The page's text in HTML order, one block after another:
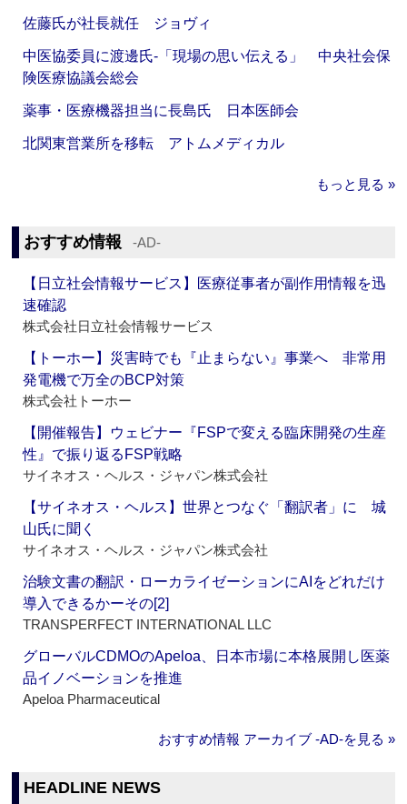
佐藤氏が社長就任 ジョヴィ
中医協委員に渡邊氏‐「現場の思い伝える」 中央社会保
険医療協議会総会
薬事・医療機器担当に長島氏 日本医師会
北関東営業所を移転 アトムメディカル
もっと見る »
おすすめ情報 ‐AD‐
【日立社会情報サービス】医療従事者が副作用情報を迅
速確認
株式会社日立社会情報サービス
【トーホー】災害時でも『止まらない』事業へ 非常用
発電機で万全のBCP対策
株式会社トーホー
【開催報告】ウェビナー『FSPで変える臨床開発の生産
性』で振り返るFSP戦略
サイネオス・ヘルス・ジャパン株式会社
【サイネオス・ヘルス】世界とつなぐ「翻訳者」に 城
山氏に聞く
サイネオス・ヘルス・ジャパン株式会社
治験文書の翻訳・ローカライゼーションにAIをどれだけ
導入できるかーその[2]
TRANSPERFECT INTERNATIONAL LLC
グローバルCDMOのApeloa、日本市場に本格展開し医薬
品イノベーションを推進
Apeloa Pharmaceutical
おすすめ情報 アーカイブ ‐AD‐を見る »
HEADLINE NEWS